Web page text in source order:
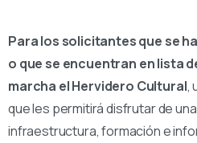
Para los solicitantes que se
o que se encuentran en lista
marcha el Hervidero Cultural,
que les permitirá disfrutar de
infraestructura, formación e